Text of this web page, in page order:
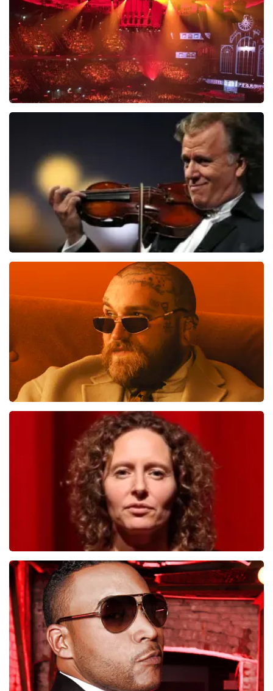
BESTEL NU
laatste 30 minuten
BESTEL NU
Teddy Swims
laatste 30 minuten
BESTEL NU
Esther van der Voort
497laatste 30 minuten
BESTEL NU